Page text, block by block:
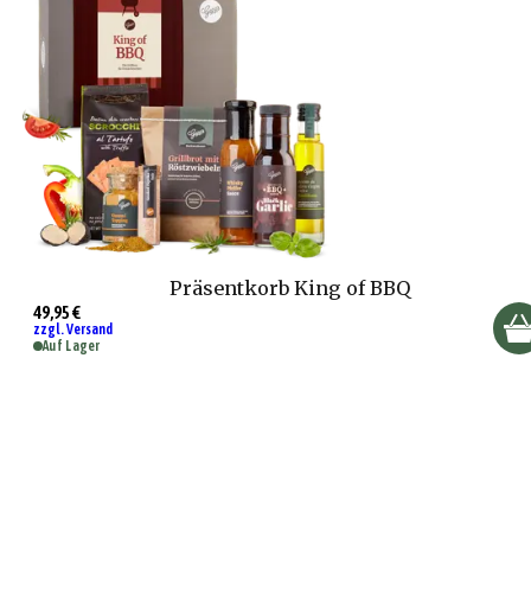
Präsentkorb King of BBQ
49,95 €
zzgl. Versand
Auf Lager